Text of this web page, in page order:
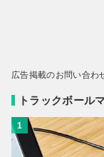
広告掲載のお問い合わ
トラックボール
1